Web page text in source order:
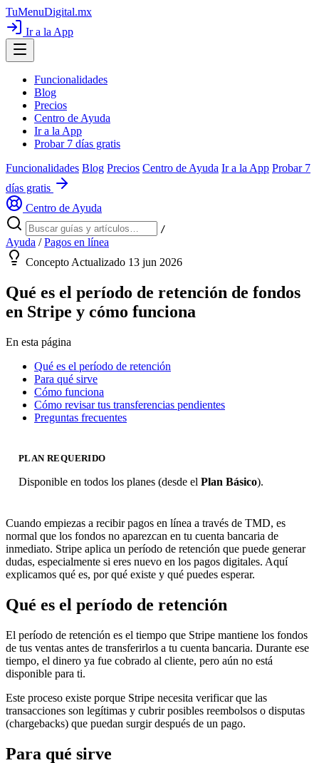
TuMenuDigital.mx
Ir a la App
Funcionalidades
Blog
Precios
Centro de Ayuda
Ir a la App
Probar 7 días gratis
Funcionalidades Blog Precios Centro de Ayuda Ir a la App Probar 7
días gratis
Centro de Ayuda
/
Ayuda / Pagos en línea
Concepto Actualizado 13 jun 2026
Qué es el período de retención de fondos
en Stripe y cómo funciona
En esta página
Qué es el período de retención
Para qué sirve
Cómo funciona
Cómo revisar tus transferencias pendientes
Preguntas frecuentes
PLAN REQUERIDO
Disponible en todos los planes (desde el Plan Básico).
Cuando empiezas a recibir pagos en línea a través de TMD, es
normal que los fondos no aparezcan en tu cuenta bancaria de
inmediato. Stripe aplica un período de retención que puede generar
dudas, especialmente si eres nuevo en los pagos digitales. Aquí
explicamos qué es, por qué existe y qué puedes esperar.
Qué es el período de retención
El período de retención es el tiempo que Stripe mantiene los fondos
de tus ventas antes de transferirlos a tu cuenta bancaria. Durante ese
tiempo, el dinero ya fue cobrado al cliente, pero aún no está
disponible para ti.
Este proceso existe porque Stripe necesita verificar que las
transacciones son legítimas y cubrir posibles reembolsos o disputas
(chargebacks) que puedan surgir después de un pago.
Para qué sirve